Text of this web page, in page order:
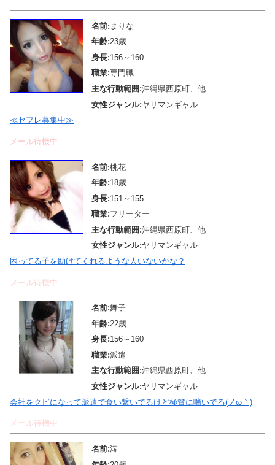
名前: まりな
年齢:23歳
身長:156～160
職業:専門職
主な行動範囲:沖縄県西原町、他
女性ジャンル:ヤリマンギャル
≪セフレ募集中≫
メール待機中
名前:桃花
年齢:18歳
身長:151～155
職業:フリーター
主な行動範囲:沖縄県西原町、他
女性ジャンル:ヤリマンギャル
困ってる子を助けてくれるような人いないかな？
メール待機中
名前:舞子
年齢:22歳
身長:156～160
職業:派遣
主な行動範囲:沖縄県西原町、他
女性ジャンル:ヤリマンギャル
会社をクビになって派遣で食い繋いでるけど極貧に喘いでる(ノω｀)
メール待機中
名前:澪